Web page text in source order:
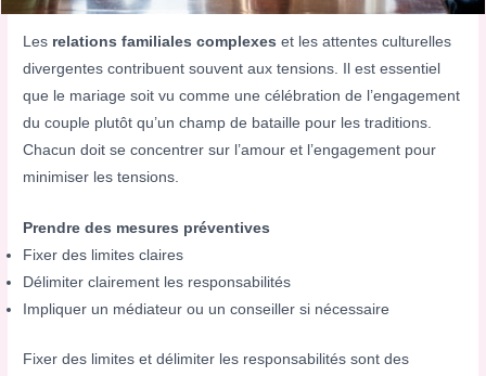
Les relations familiales complexes et les attentes culturelles
divergentes contribuent souvent aux tensions. Il est essentiel
que le mariage soit vu comme une célébration de l’engagement
du couple plutôt qu’un champ de bataille pour les traditions.
Chacun doit se concentrer sur l’amour et l’engagement pour
minimiser les tensions.
Prendre des mesures préventives
Fixer des limites claires
Délimiter clairement les responsabilités
Impliquer un médiateur ou un conseiller si nécessaire
Fixer des limites et délimiter les responsabilités sont des